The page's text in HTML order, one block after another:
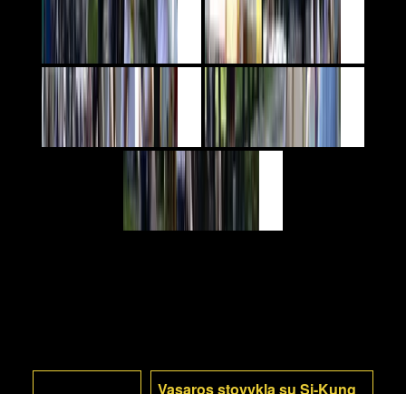
Vasaros stovykla su Si-Kung